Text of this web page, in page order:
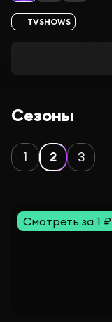
TVSHOWS
Сезоны
1 2 3
Смотреть за 1 ₽